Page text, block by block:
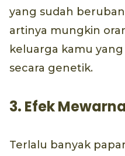
yang sudah beruban
artinya mungkin
keluarga kamu
secara genetik.
3. Efek
Terlalu banyak